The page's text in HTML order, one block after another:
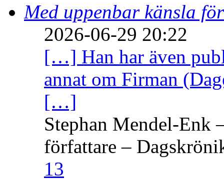
Med uppenbar känsla
2026-06-29 20:22
[…] Han har även
annat om Firman
[…]
Stephan Mendel-Enk
författare –
13